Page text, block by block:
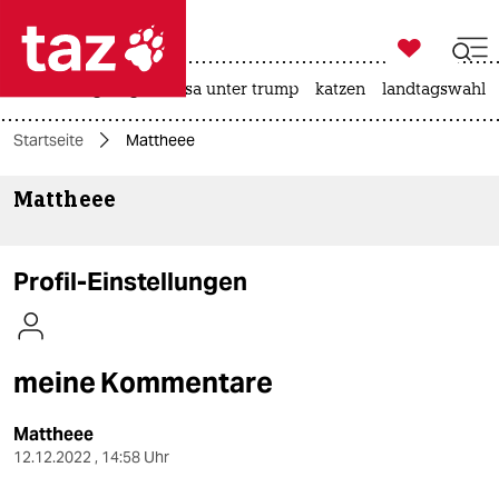
 taz zahl ich
taz zahl ich
themen
kultur
sport

taz zahl ich
usa unter trump katzen landtagswahl
Startseite Mattheee
Mattheee
Profil-Einstellungen
meine Kommentare
Mattheee
12.12.2022 , 14:58 Uhr